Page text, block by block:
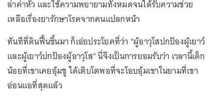
ล่าค่าหัว และใช้ความพยายามทั้งหมดจนได้รับความช่วย
เหลือเรื่องยารักษาโรคจากคนแปลกหน้า
ทันทีที่ดินฟื้นขึ้นมา ก็เอ่ยประโยคที่ว่า "ผู้อาวุโสปกป้องผู้เยาว์
และผู้เยาว์ปกป้องผู้อาวุโส" นี่จึงเป็นการยอมรับว่า เวลานี้เด็ก
น้อยที่เขาเคยอุ้มชู ได้เติบโตพอที่จะโอบอุ้มเขาในยามที่เขา
อ่อนแอที่สุดแล้ว